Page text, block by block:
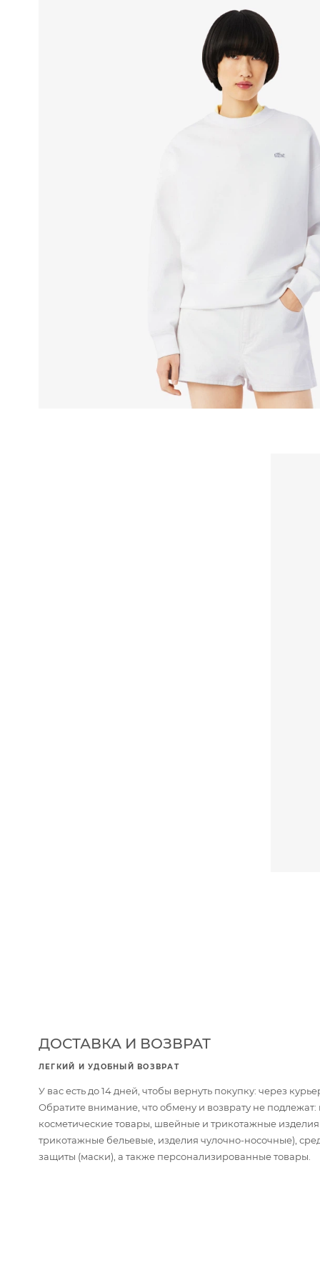
ДОСТАВКА И ВОЗВРАТ
ЛЕГКИЙ И УДОБНЫЙ ВОЗВРАТ
У вас есть до 14 дней, чтобы вернуть покупку: через
Обратите внимание, что обмену и возврату не
косметические товары, швейные и трикотажные
трикотажные бельевые, изделия чулочно-носочные),
защиты (маски), а также персонализированные товары.